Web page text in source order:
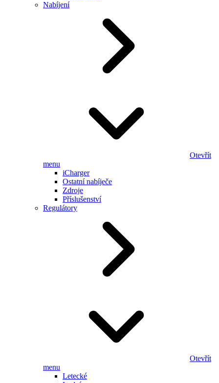
Nabíjení
Otevřít
menu
iCharger
Ostatní nabíječe
Zdroje
Příslušenství
Regulátory
Otevřít
menu
Letecké